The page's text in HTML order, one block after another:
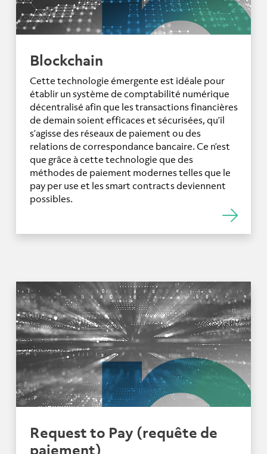
Blockchain
Cette technologie émergente est idéale pour
établir un système de comptabilité numérique
décentralisé afin que les transactions financières
de demain soient efficaces et sécurisées, qu’il
s’agisse des réseaux de paiement ou des
relations de correspondance bancaire. Ce n’est
que grâce à cette technologie que des
méthodes de paiement modernes telles que le
pay per use et les smart contracts deviennent
possibles.
Request to Pay (requête de
paiement)